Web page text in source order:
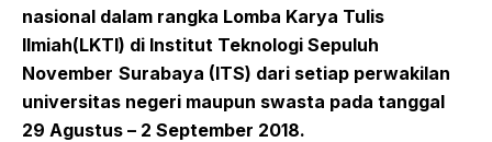
nasional dalam rangka Lomba Karya Tulis
Ilmiah(LKTI) di Institut Teknologi Sepuluh
November Surabaya (ITS) dari setiap perwakilan
universitas negeri maupun swasta pada tanggal
29 Agustus – 2 September 2018.